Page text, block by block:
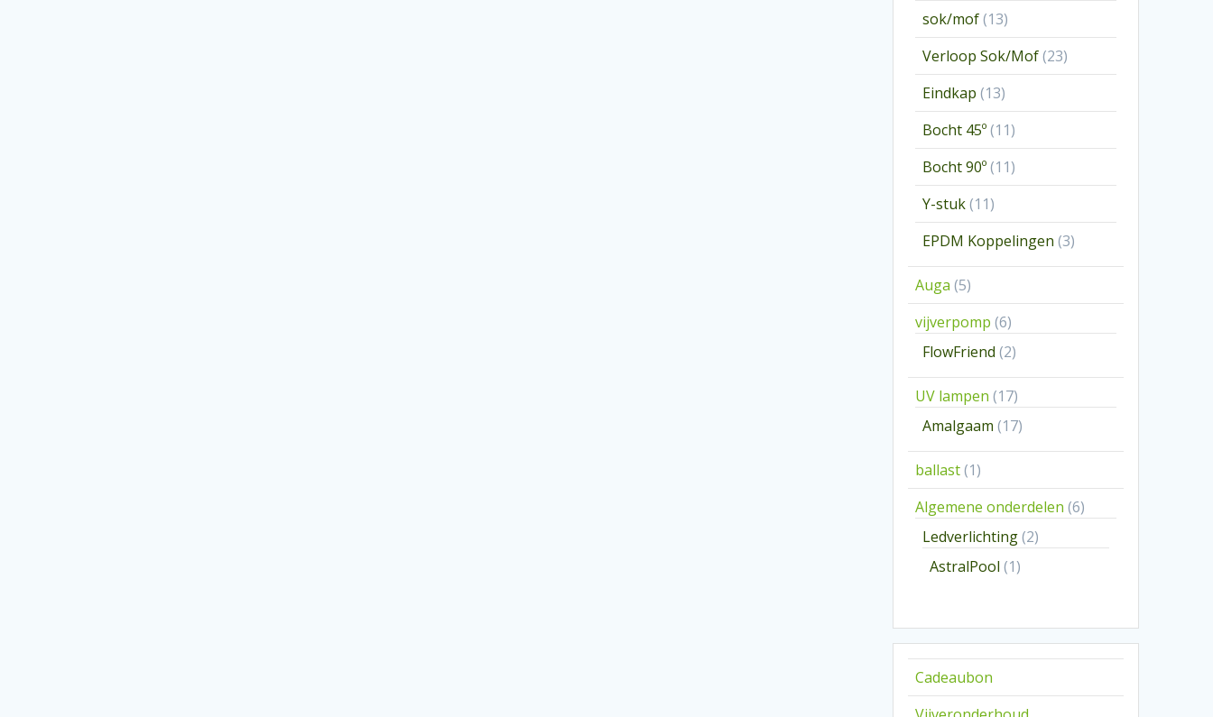
sok/mof 1313
producten
Verloop Sok/Mof 2323
producten
Eindkap 1313
producten
Bocht 45º 1111
producten
Bocht 90º 1111
producten
Y-stuk 1111
producten
EPDM Koppelingen 33
producten
Auga 55
producten
vijverpomp 66
producten
FlowFriend 22
producten
UV lampen 1717
producten
Amalgaam 1717
producten
ballast 11
product
Algemene onderdelen 66
Ledverlichting 22
AstralPool 11
Cadeaubon